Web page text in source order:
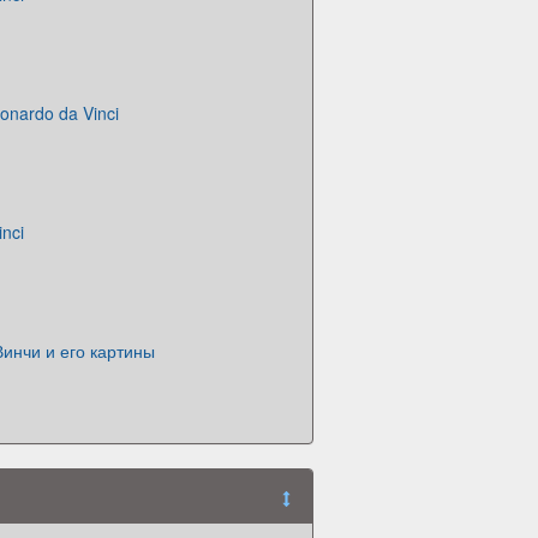
da Vinci
и его картины